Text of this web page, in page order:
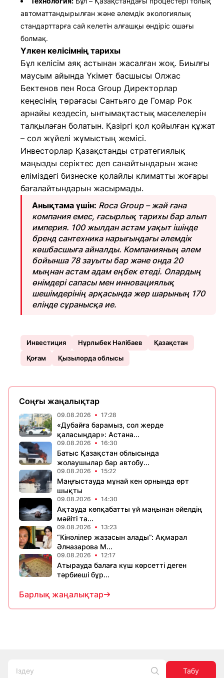
автоматтандырылған және әлемдік экологиялық
стандарттарға сай келетін алғашқы өндіріс ошағы
болмақ.
Үлкен келісімнің тарихы
Бұл келісім аяқ астынан жасалған жоқ. Биылғы
маусым айында Үкімет басшысы Олжас
Бектенов пен Roca Group Директорлар
кеңесінің төрағасы Сантьяго де Гомар Рок
арнайы кездесіп, ынтымақтастық мәселелерін
талқылаған болатын. Қазіргі қол қойылған құжат
– сол жүйелі жұмыстың жемісі.
Инвесторлар Қазақстанды стратегиялық
маңызды серіктес деп санайтындарын және
еліміздегі бизнеске қолайлы климатты жоғары
бағалайтындарын жасырмады.
Анықтама үшін: Roca Group – жай ғана
компания емес, ғасырлық тарихы бар алып
империя. 100 жылдан астам уақыт ішінде
бренд сантехника нарығындағы әлемдік
көшбасшыға айналды. Компанияның әлем
бойынша 78 зауыты бар және онда 20
мыңнан астам адам еңбек етеді. Олардың
өнімдері сапасы мен инновациялық
шешімдерінің арқасында жер шарының 170
елінде сұранысқа ие.
Инвестиция Нұрлыбек Нәлібаев
Қазақстан
Қоғам
Қызылорда облысы
Соңғы жаңалықтар
09.08.2026 17:28
«Дубайға барамыз, сол жерде
қаласыңдар»: Астана...
09.08.2026 16:30
Батыс Қазақстан облысында
жолаушылар бар автобу...
09.08.2026 15:22
Маңғыстауда мұнай кен орнында өрт
шықты
09.08.2026 14:30
Ақтауда көпқабатты үй маңынан әйелдің
мәйіті та...
09.08.2026 13:23
“Кінәлілер жазасын алады”: Ақмарал
Әлназарова М...
09.08.2026 12:17
Атырауда балаға күш көрсетті деген
тәрбиеші бұр...
Барлық жаңалықтар
Табу